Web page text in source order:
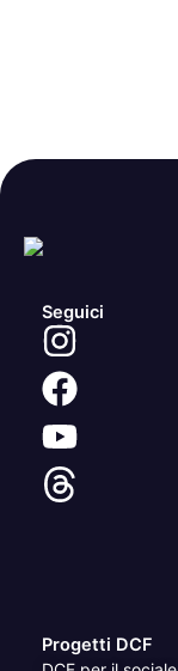
Seguici
Progetti DCF